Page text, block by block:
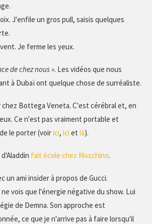
J'enfile un gros pull, saisis quelques
Je ferme les yeux.
de chez nous ». Les vidéos que nous
à Dubaï ont quelque chose de surréaliste.
Bottega Veneta. C'est cérébral et, en
Ce n'est pas vraiment portable et
le porter (voirici, ici et là).
fait école chez Moschino.
un ami insider à propos de Gucci.
vois que l'énergie négative du show. Lui
de Demna. Son approche est
ce que je n'arrive pas à faire lorsqu'il